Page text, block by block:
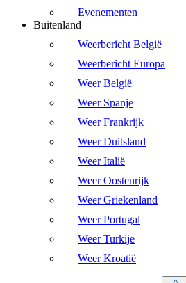
Evenementen
Buitenland
Weerbericht België
Weerbericht Europa
Weer België
Weer Spanje
Weer Frankrijk
Weer Duitsland
Weer Italië
Weer Oostenrijk
Weer Griekenland
Weer Portugal
Weer Turkije
Weer Kroatië